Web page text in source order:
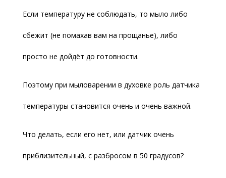
Если температуру не соблюдать, то мыло либо
сбежит (не помахав вам на прощанье), либо
просто не дойдёт до готовности.
Поэтому при мыловарении в духовке роль датчика
температуры становится очень и очень важной.
Что делать, если его нет, или датчик очень
приблизительный, с разбросом в 50 градусов?